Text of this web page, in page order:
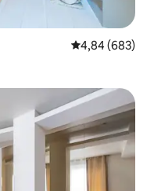
4,84 av 5 i
4,84 (683)